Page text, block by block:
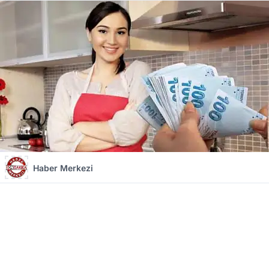
Haber Merkezi